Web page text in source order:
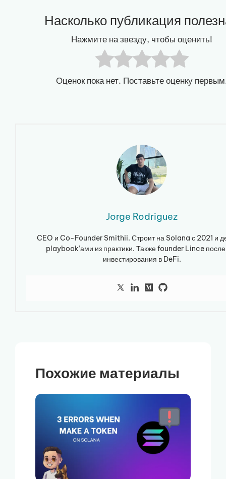
Насколько публикация
Нажмите на звезду, чтобы оценить!
Оценок пока нет. Поставьте оценку
Jorge Rodriguez
CEO и Co-Founder Smithii. Строит на Solana с 2021 и
playbook’ами из практики. Также founder Lince после
инвестирования в DeFi.
Похожие материалы